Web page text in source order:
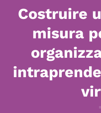
Costruire
misura